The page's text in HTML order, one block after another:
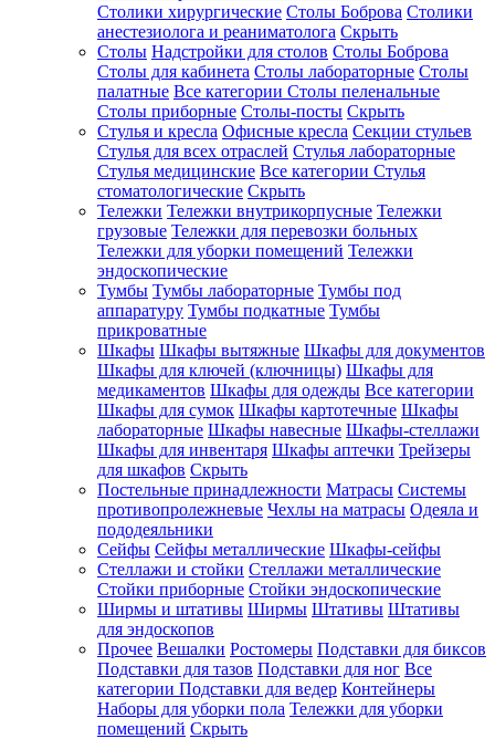
Столики хирургические Столы Боброва Столики
анестезиолога и реаниматолога Скрыть
Столы Надстройки для столов Столы Боброва
Столы для кабинета Столы лабораторные Столы
палатные Все категории Столы пеленальные
Столы приборные Столы-посты Скрыть
Стулья и кресла Офисные кресла Секции стульев
Стулья для всех отраслей Стулья лабораторные
Стулья медицинские Все категории Стулья
стоматологические Скрыть
Тележки Тележки внутрикорпусные Тележки
грузовые Тележки для перевозки больных
Тележки для уборки помещений Тележки
эндоскопические
Тумбы Тумбы лабораторные Тумбы под
аппаратуру Тумбы подкатные Тумбы
прикроватные
Шкафы Шкафы вытяжные Шкафы для документов
Шкафы для ключей (ключницы) Шкафы для
медикаментов Шкафы для одежды Все категории
Шкафы для сумок Шкафы картотечные Шкафы
лабораторные Шкафы навесные Шкафы-стеллажи
Шкафы для инвентаря Шкафы аптечки Трейзеры
для шкафов Скрыть
Постельные принадлежности Матрасы Системы
противопролежневые Чехлы на матрасы Одеяла и
пододеяльники
Сейфы Сейфы металлические Шкафы-сейфы
Стеллажи и стойки Стеллажи металлические
Стойки приборные Стойки эндоскопические
Ширмы и штативы Ширмы Штативы Штативы
для эндоскопов
Прочее Вешалки Ростомеры Подставки для биксов
Подставки для тазов Подставки для ног Все
категории Подставки для ведер Контейнеры
Наборы для уборки пола Тележки для уборки
помещений Скрыть